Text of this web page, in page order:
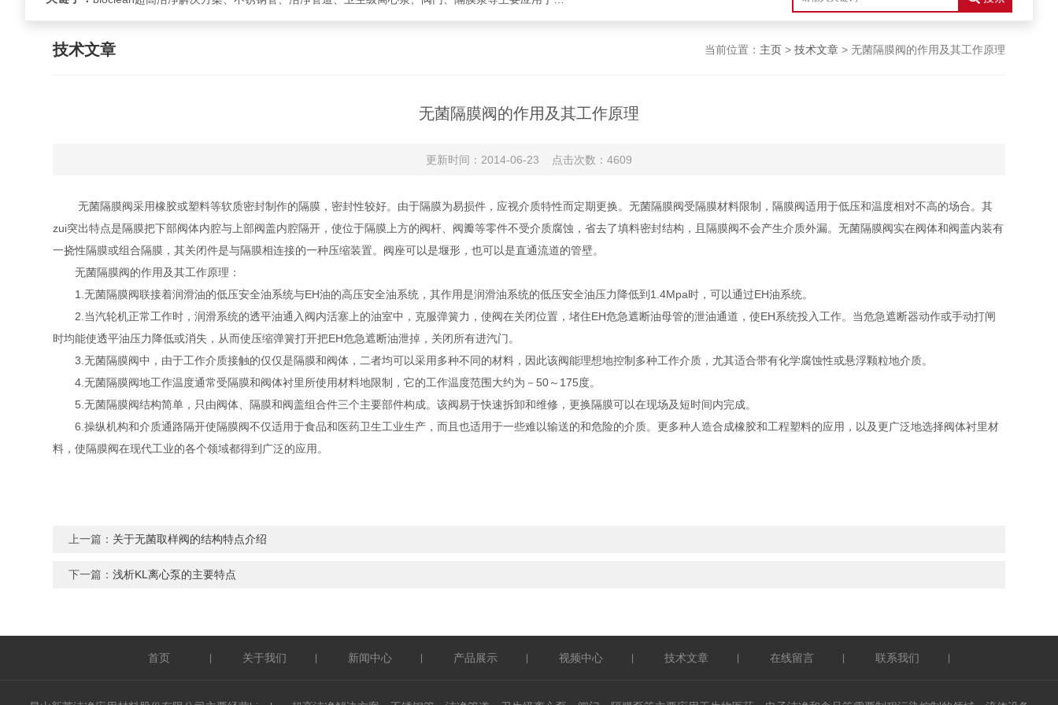
技术文章 当前位置： 主页> 技术文章> 无菌隔膜阀的作用及其工作原理
无菌隔膜阀的作用及其工作原理
更新时间：2014-06-23 点击次数：4609
无菌隔膜阀采用橡胶或塑料等软质密封制作的隔膜，密封性较好。由于隔膜为易损件，应视介质特性而定期更换。无菌隔膜阀受隔膜材料限制，隔膜阀适用于低压和温度相对不高的场合。其
zui突出特点是隔膜把下部阀体内腔与上部阀盖内腔隔开，使位于隔膜上方的阀杆、阀瓣等零件不受介质腐蚀，省去了填料密封结构，且隔膜阀不会产生介质外漏。无菌隔膜阀实在阀体和阀盖内装有
一挠性隔膜或组合隔膜，其关闭件是与隔膜相连接的一种压缩装置。阀座可以是堰形，也可以是直通流道的管壁。
无菌隔膜阀的作用及其工作原理：
1.无菌隔膜阀联接着润滑油的低压安全油系统与EH油的高压安全油系统，其作用是润滑油系统的低压安全油压力降低到1.4Mpa时，可以通过EH油系统。
2.当汽轮机正常工作时，润滑系统的透平油通入阀内活塞上的油室中，克服弹簧力，使阀在关闭位置，堵住EH危急遮断油母管的泄油通道，使EH系统投入工作。当危急遮断器动作或手动打闸
时均能使透平油压力降低或消失，从而使压缩弹簧打开把EH危急遮断油泄掉，关闭所有进汽门。
3.无菌隔膜阀中，由于工作介质接触的仅仅是隔膜和阀体，二者均可以采用多种不同的材料，因此该阀能理想地控制多种工作介质，尤其适合带有化学腐蚀性或悬浮颗粒地介质。
4.无菌隔膜阀地工作温度通常受隔膜和阀体衬里所使用材料地限制，它的工作温度范围大约为－50～175度。
5.无菌隔膜阀结构简单，只由阀体、隔膜和阀盖组合件三个主要部件构成。该阀易于快速拆卸和维修，更换隔膜可以在现场及短时间内完成。
6.操纵机构和介质通路隔开使隔膜阀不仅适用于食品和医药卫生工业生产，而且也适用于一些难以输送的和危险的介质。更多种人造合成橡胶和工程塑料的应用，以及更广泛地选择阀体衬里材
料，使隔膜阀在现代工业的各个领域都得到广泛的应用。
上一篇： 关于无菌取样阀的结构特点介绍
下一篇：浅析KL离心泵的主要特点
首页 关于我们 新闻中心 产品展示 视频中心 技术文章 在线留言 联系我们